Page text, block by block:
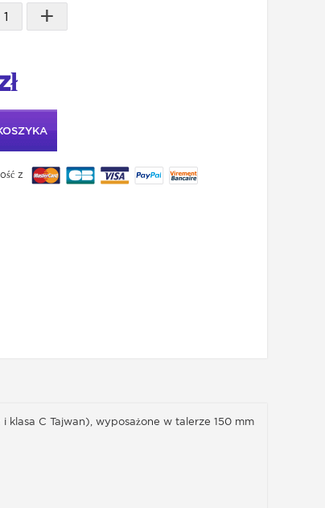
+
z
i klasa C Tajwan), wyposażone w talerze 150 mm